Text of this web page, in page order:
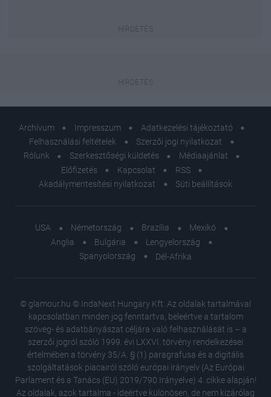
Archívum Impresszum
Adatkezelési tájékoztató
Felhasználási feltételek
Szerzői jogi nyilatkozat
Rólunk
Szerkesztőségi küldetés
Médiaajánlat
Előfizetés
Kapcsolat
RSS
Akadálymentesítési nyilatkozat
Süti beállítások
USA Németország Brazília
Mexikó
Anglia
Bulgária
Lengyelország
Spanyolország
Dél-Afrika
© glamour.hu © IndaNext Hungary Kft. Az oldalak tartalmával
kapcsolatban minden jog fenntartva, beleértve a tartalom
szöveg- és adatbányászat céljára való felhasználását is – a
szerzői jogról szóló 1999. évi LXXVI. törvény rendelkezései
értelmében a törvény 35/A. § (1) paragrafusa és a digitális
szolgáltatások piacairól szóló európai irányelv (Az Európai
Parlament és a Tanács (EU) 2019/790 Irányelve) 4. cikke alapján!
Az oldalak, azok tartalma - ideértve különösen, de nem kizárólag